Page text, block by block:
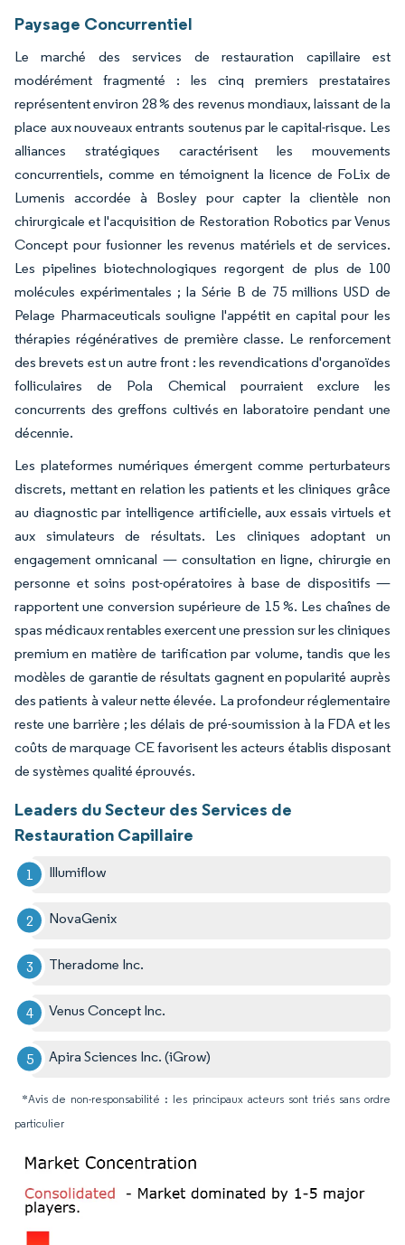
Paysage Concurrentiel
Le marché des services de restauration capillaire est
modérément fragmenté : les cinq premiers prestataires
représentent environ 28 % des revenus mondiaux, laissant de la
place aux nouveaux entrants soutenus par le capital-risque. Les
alliances stratégiques caractérisent les mouvements
concurrentiels, comme en témoignent la licence de FoLix de
Lumenis accordée à Bosley pour capter la clientèle non
chirurgicale et l'acquisition de Restoration Robotics par Venus
Concept pour fusionner les revenus matériels et de services.
Les pipelines biotechnologiques regorgent de plus de 100
molécules expérimentales ; la Série B de 75 millions USD de
Pelage Pharmaceuticals souligne l'appétit en capital pour les
thérapies régénératives de première classe. Le renforcement
des brevets est un autre front : les revendications d'organoïdes
folliculaires de Pola Chemical pourraient exclure les
concurrents des greffons cultivés en laboratoire pendant une
décennie.
Les plateformes numériques émergent comme perturbateurs
discrets, mettant en relation les patients et les cliniques grâce
au diagnostic par intelligence artificielle, aux essais virtuels et
aux simulateurs de résultats. Les cliniques adoptant un
engagement omnicanal — consultation en ligne, chirurgie en
personne et soins post-opératoires à base de dispositifs —
rapportent une conversion supérieure de 15 %. Les chaînes de
spas médicaux rentables exercent une pression sur les cliniques
premium en matière de tarification par volume, tandis que les
modèles de garantie de résultats gagnent en popularité auprès
des patients à valeur nette élevée. La profondeur réglementaire
reste une barrière ; les délais de pré-soumission à la FDA et les
coûts de marquage CE favorisent les acteurs établis disposant
de systèmes qualité éprouvés.
Leaders du Secteur des Services de
Restauration Capillaire
Illumiflow
NovaGenix
Theradome Inc.
Venus Concept Inc.
Apira Sciences Inc. (iGrow)
*Avis de non-responsabilité : les principaux acteurs sont triés sans ordre
particulier